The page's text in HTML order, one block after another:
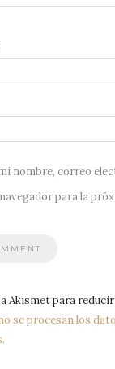
nombre, correo
para la
Akismet para reducir
se procesan los